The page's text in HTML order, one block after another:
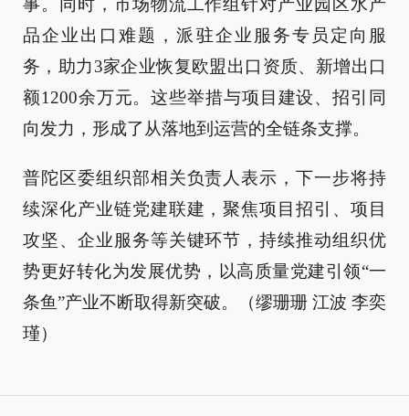
事。同时，市场物流工作组针对产业园区水产
品企业出口难题，派驻企业服务专员定向服
务，助力3家企业恢复欧盟出口资质、新增出口
额1200余万元。这些举措与项目建设、招引同
向发力，形成了从落地到运营的全链条支撑。
普陀区委组织部相关负责人表示，下一步将持
续深化产业链党建联建，聚焦项目招引、项目
攻坚、企业服务等关键环节，持续推动组织优
势更好转化为发展优势，以高质量党建引领“一
条鱼”产业不断取得新突破。（缪珊珊 江波 李奕
瑾）